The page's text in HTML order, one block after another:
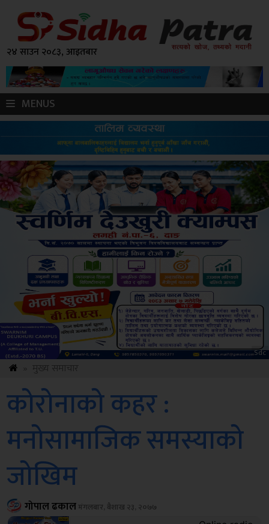
२४ साउन २०८३, आइतबार
MENUS
Sdc
कोरोनाको कहर :
मनोसामाजिक समस्याको
जोखिम
गोपाल ढकालमंगलबार, बैशाख २३, २०७७